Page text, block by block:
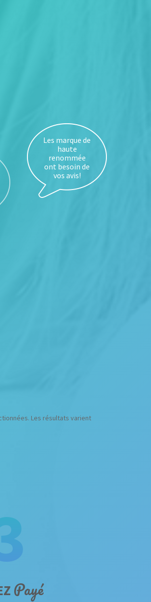
Les marque de
haute
renommée
ont besoin de
vos avis!
Les résultats varient
Payé